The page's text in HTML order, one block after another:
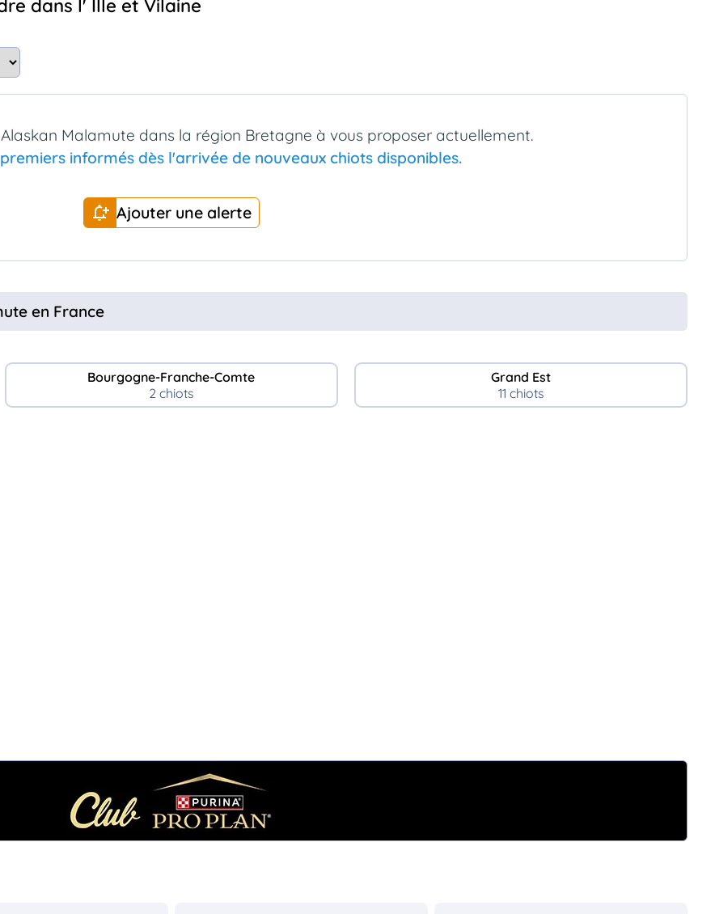
dans l' Ille et Vilaine
Malamute dans la région Bretagne à vous proposer actuellement.
informés dès l'arrivée de nouveaux chiots disponibles.
Ajouter une alerte
en France
Bourgogne-Franche-Comte
2 chiots
Grand Est
11 chiots